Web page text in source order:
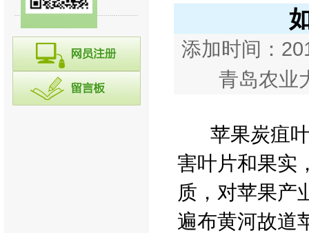
往期回顾
添加时间：
青岛农业
苹果炭疽叶
害叶片和果实
质，对苹果产
遍布黄河故道